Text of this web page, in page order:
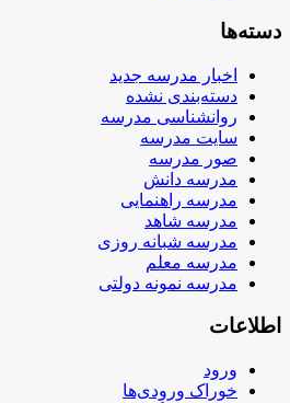
دسته‌ها
اخبار مدرسه جدید
دسته‌بندی نشده
روانشناسی مدرسه
سایت مدرسه
صور مدرسه
مدرسه دانش
مدرسه راهنمایی
مدرسه شاهد
مدرسه شبانه روزی
مدرسه معلم
مدرسه نمونه دولتی
اطلاعات
ورود
خوراک ورودی‌ها